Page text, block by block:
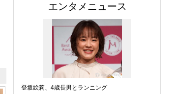
エンタメニュース
登坂絵莉、4歳長男とランニング